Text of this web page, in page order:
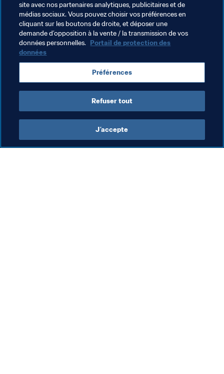
Toujours The Best ?
Les performances en Coupe du Monde jouent souvent
un rôle important dans l’attribution des récompenses
individuelles. Dans ces conditions, Messi et Ronaldo
peuvent-ils encore remporter le titre de The Best –
Joueur de la FIFA ? Ou l’heure est-elle venue de sacrer un
nouveau champion ? Pour le savoir, rendez-vous à
Londres le 24 septembre !
site avec nos partenaires analytiques, publicitaires et de
médias sociaux. Vous pouvez choisir vos préférences en
cliquant sur les boutons de droite, et déposer une
demande d’opposition à la vente / la transmission de vos
données personnelles. Portail de protection des
données
Préférences
Refuser tout
J’accepte